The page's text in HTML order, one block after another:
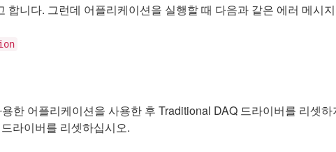
합니다. 그런데 어플리케이션을 실행할 때 다음과 같은 에러 메시
한 어플리케이션을 사용한 후 Traditional DAQ 드라이버를 리셋
라이버를 리셋하십시오.